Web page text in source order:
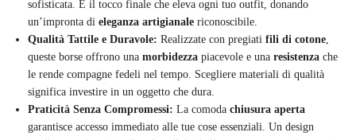
sofisticata. È il tocco finale che eleva ogni tuo outfit, donando
un’impronta di eleganza artigianale riconoscibile.
Qualità Tattile e Duravole: Realizzate con pregiati fili di cotone
queste borse offrono una morbidezza piacevole e una resistenza che
le rende compagne fedeli nel tempo. Scegliere materiali di qualità
significa investire in un oggetto che dura.
Praticità Senza Compromessi: La comoda chiusura aperta
garantisce accesso immediato alle tue cose essenziali. Un design